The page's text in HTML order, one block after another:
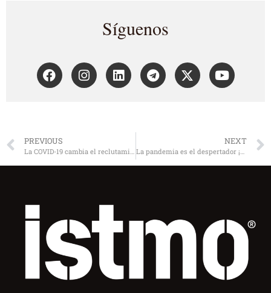
Síguenos
PREVIOUS
La COVID-19 cambia el reclutamiento
NEXT
La pandemia es el despertador ¡Hora de hacer planes!